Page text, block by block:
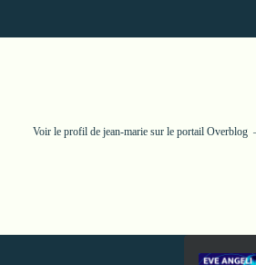
Voir le profil de jean-marie sur le portail Overblog